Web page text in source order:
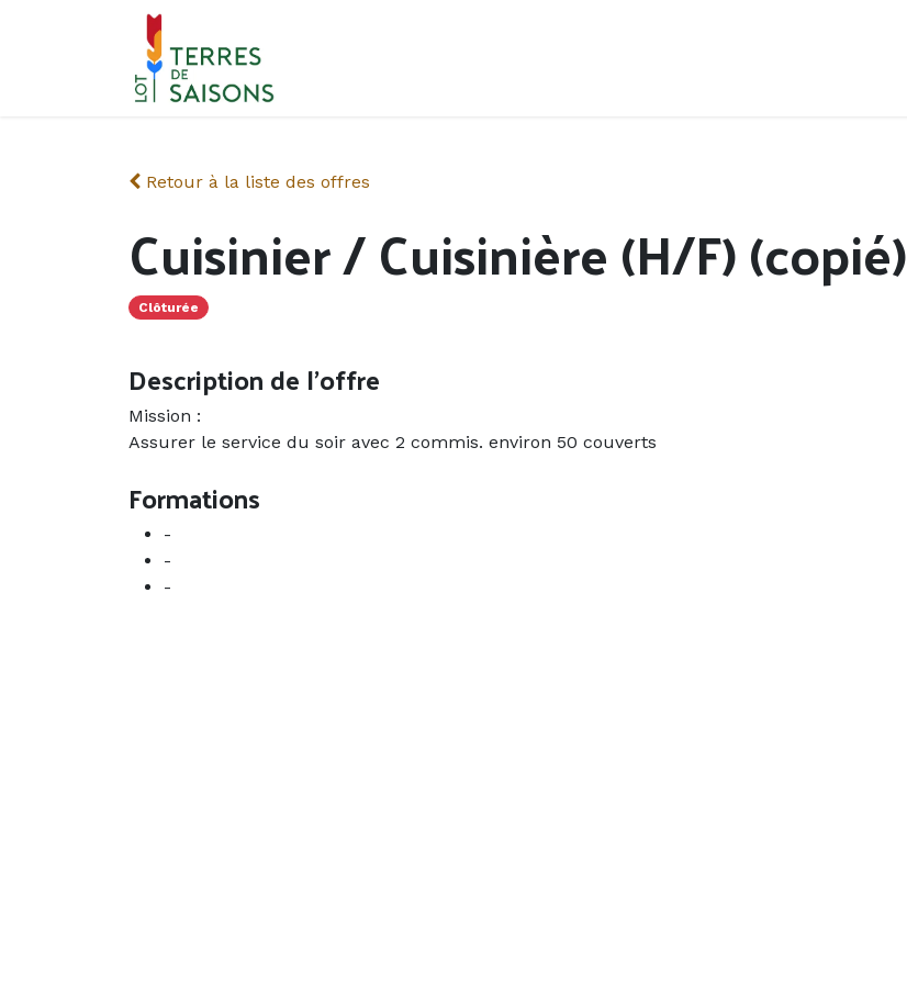
Se rendre au contenu
Retour à la liste des offres
Cuisinier / Cuisinière (H/F) (copié)
Clôturée
Description de l'offre
Mission :
Assurer le service du soir avec 2 commis. environ 50 couverts
Formations
-
-
-